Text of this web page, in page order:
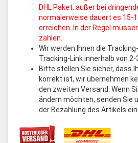
DHL Paket, außer bei
normalerweise dauert es 15-
erreichen. In der Regel
zahlen.
Wir werden Ihnen die
Tracking-Link innerhalb von
Bitte stellen Sie sicher, dass
korrekt ist, wir übernehmen
den zweiten Versand. Wenn
ändern möchten, senden Sie
der Bezahlung des Artikels